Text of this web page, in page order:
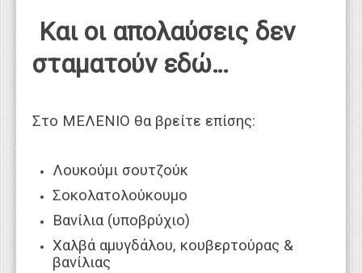
Και οι απολαύσεις δεν
σταματούν εδώ…
Στο ΜΕΛΕΝΙΟ θα βρείτε επίσης:
Λουκούμι σουτζούκ
Σοκολατολούκουμο
Βανίλια (υποβρύχιο)
Χαλβά αμυγδάλου, κουβερτούρας &
βανίλιας